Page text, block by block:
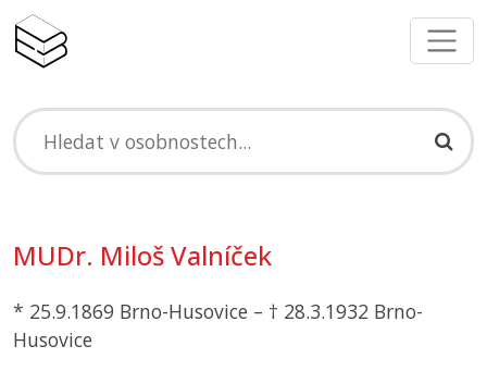
MUDr. Miloš Valníček
* 25.9.1869 Brno-Husovice – † 28.3.1932 Brno-
Husovice